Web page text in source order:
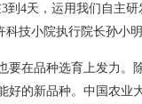
4天，运用我们自主
技小院执行院长孙小明
要在品种选育上发力。
的新品种。中国农业